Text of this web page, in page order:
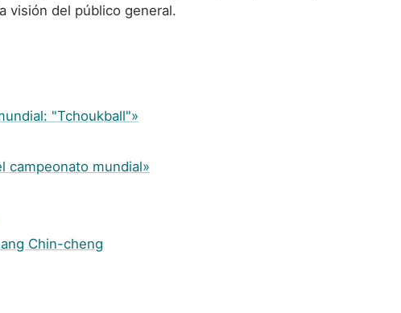
visión del público general.
"Tchoukball"»
campeonato mundial»
Chin-cheng